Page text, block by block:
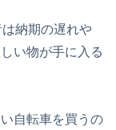
納期の遅れや
い物が手に入る
自転車を買うの